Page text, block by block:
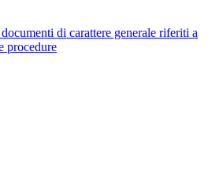
di carattere generale riferiti a
procedure